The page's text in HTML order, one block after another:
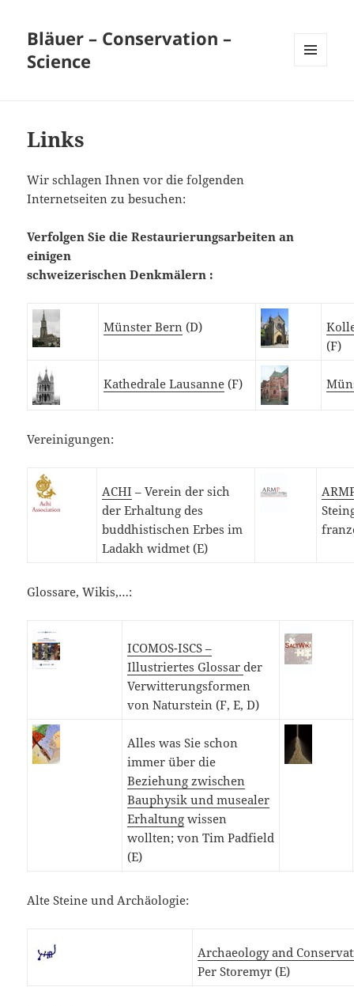
Bläuer – Conservation –
Science
Links
Wir schlagen Ihnen vor die folgenden
Internetseiten zu besuchen:
Verfolgen Sie dieRestaurierungsarbeiten an
einigen
schweizerischen Denkmälern :
Münster Bern (D)
(F)
Kathedrale Lausanne (F)
Vereinigungen:
ACHI – Verein der sich
der Erhaltung des
buddhistischen Erbes im
Ladakh widmet (E)
Glossare, Wikis,…:
ICOMOS-ISCS –
Illustriertes Glossarder
Verwitterungsformen
von Naturstein (F, E, D)
Alles was Sie schon
immer über die
Beziehung zwischen
Bauphysik und musealer
Erhaltung wissen
wollten; von Tim Padfield
(E)
Alte Steine und Archäologie:
Archaeology and
Per Storemyr (E)